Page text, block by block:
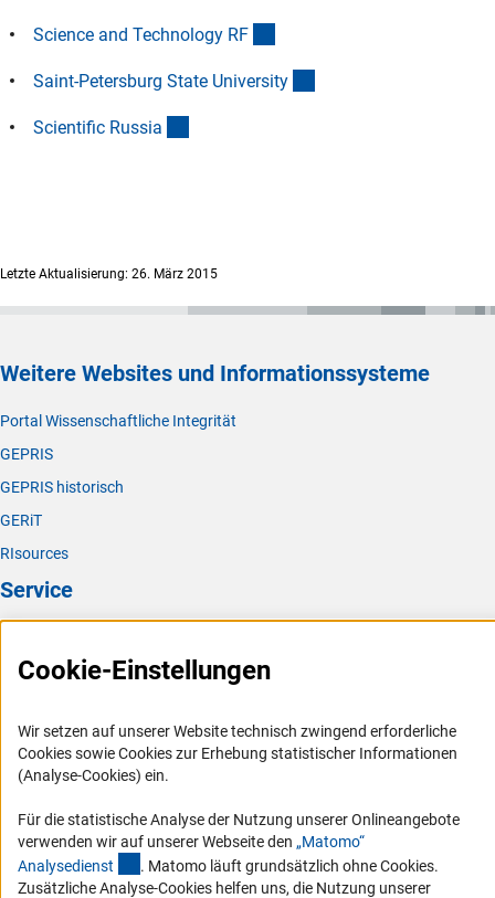
Science and Technology RF
Saint-Petersburg State University
Scientific Russia
Letzte Aktualisierung: 26. März 2015
Weitere Websites und Informationssysteme
Portal Wissenschaftliche Integrität
GEPRIS
GEPRIS historisch
GERiT
RIsources
Service
FAQ
Logo und Corporate Design
RSS-Feeds
Vergabeverfahren
Barrierefreiheit
Cookie-Einstellungen
Wir setzen auf unserer Website technisch zwingend erforderliche
Cookies sowie Cookies zur Erhebung statistischer Informationen
(Analyse-Cookies) ein.
Für die statistische Analyse der Nutzung unserer Onlineangebote
verwenden wir auf unserer Webseite den „Matomo“
Analysedienst (externer Link)
. Matomo läuft grundsätzlich ohne Cookies.
Zusätzliche Analyse-Cookies helfen uns, die Nutzung unserer